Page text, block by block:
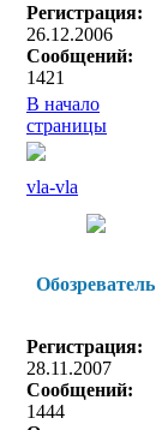
Регистрация:
26.12.2006
Сообщений:
1421
В начало
страницы
vla-vla
Обозреватель
Регистрация:
28.11.2007
Сообщений:
1444